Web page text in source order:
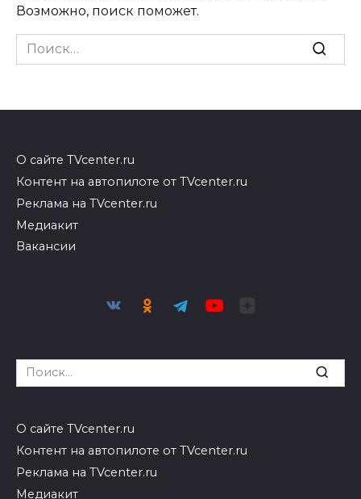
Возможно, поиск поможет.
Search
for:
О сайте TVcenter.ru
Контент на автопилоте от TVcenter.ru
Реклама на TVcenter.ru
Медиакит
Вакансии
Search
for:
О сайте TVcenter.ru
Контент на автопилоте от TVcenter.ru
Реклама на TVcenter.ru
Медиакит